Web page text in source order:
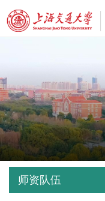
师资队伍